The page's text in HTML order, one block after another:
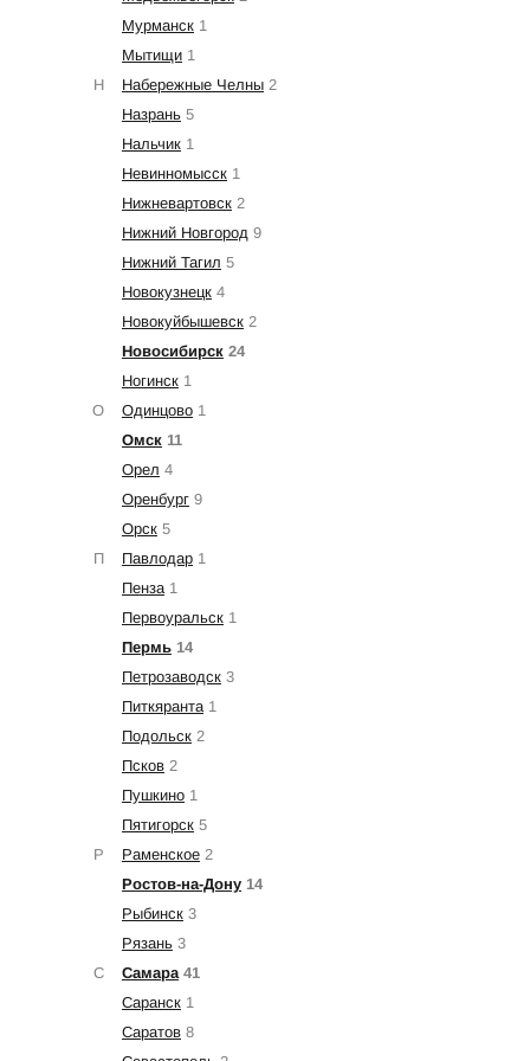
Мурманск 1
Мытищи 1
Н
Набережные Челны 2
Назрань 5
Нальчик 1
Невинномысск 1
Нижневартовск 2
Нижний Новгород 9
Нижний Тагил 5
Новокузнецк 4
Новокуйбышевск 2
Новосибирск 24
Ногинск 1
О
Одинцово 1
Омск 11
Орел 4
Оренбург 9
Орск 5
П
Павлодар 1
Пенза 1
Первоуральск 1
Пермь 14
Петрозаводск 3
Питкяранта 1
Подольск 2
Псков 2
Пушкино 1
Пятигорск 5
Р
Раменское 2
Ростов-на-Дону 14
Рыбинск 3
Рязань 3
С
Самара 41
Саранск 1
Саратов 8